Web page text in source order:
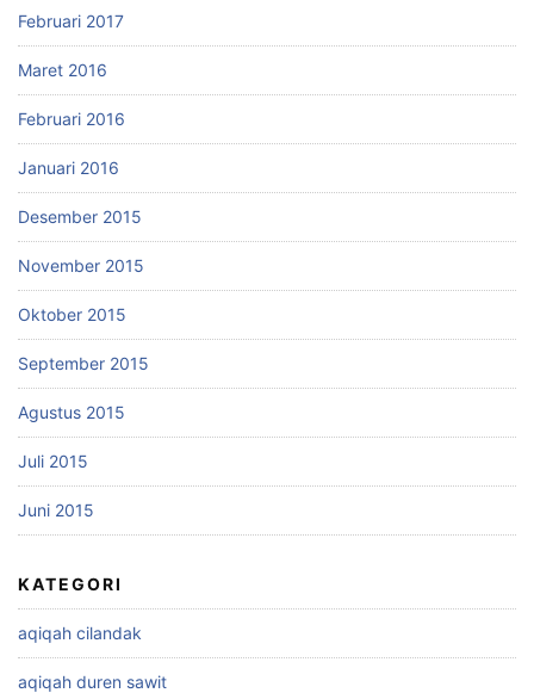
Februari 2017
Maret 2016
Februari 2016
Januari 2016
Desember 2015
November 2015
Oktober 2015
September 2015
Agustus 2015
Juli 2015
Juni 2015
KATEGORI
aqiqah cilandak
aqiqah duren sawit